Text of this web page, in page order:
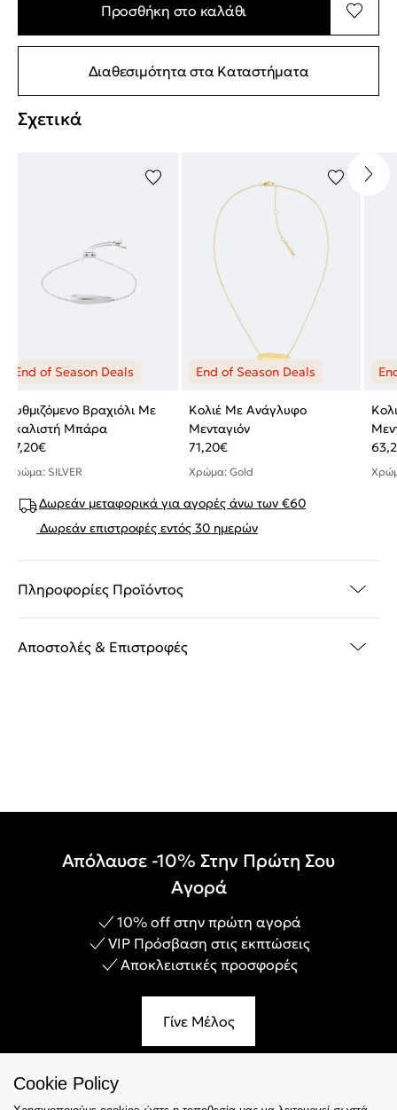
Προσθήκη στο καλάθι
Διαθεσιμότητα στα Καταστήματα
Σχετικά
Ρυθμιζόμενο Βραχιόλι Με
Σκαλιστή Μπάρα
47,20€
Χρώμα: SILVER
Κολιέ Με Ανάγλυφο
Μενταγιόν
71,20€
Χρώμα: Gold
Δωρεάν μεταφορικά για αγορές άνω των €60
Δωρεάν επιστροφές εντός 30 ημερών
Πληροφορίες Προϊόντος
Αποστολές & Επιστροφές
Απόλαυσε -10% Στην Πρώτη Σου
Αγορά
10% off στην πρώτη αγορά
VIP Πρόσβαση στις εκπτώσεις
Αποκλειστικές προσφορές
Γίνε Μέλος
Cookie Policy